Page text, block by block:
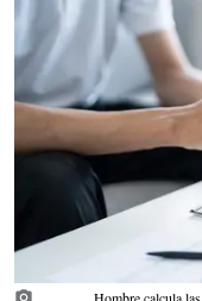
photo_camera
Hombre calcula